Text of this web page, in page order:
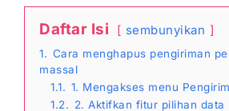
Daftar Isi sembunyikan
1. Cara menghapus pengiriman
massal
1.1. 1. Mengakses menu
1.2. 2. Aktifkan fitur pilihan data